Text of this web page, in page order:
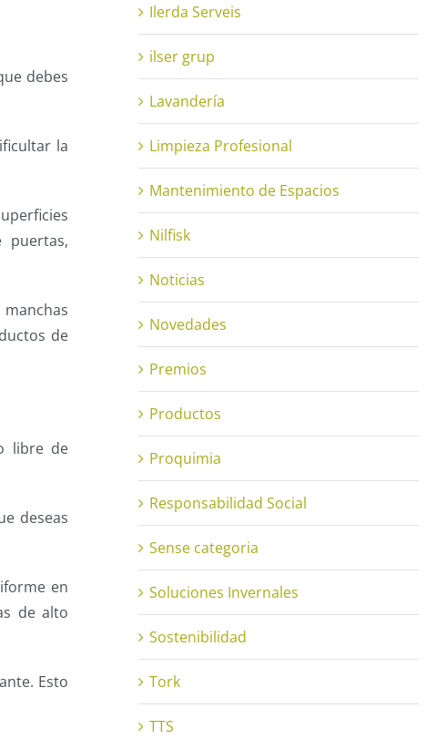
debes
la
puertas,
de
libre de
deseas
en
de alto
Esto
Ilerda Serveis
ilser grup
Lavandería
Limpieza Profesional
Mantenimiento de Espacios
Nilfisk
Noticias
Novedades
Premios
Productos
Proquimia
Responsabilidad Social
Sense categoria
Soluciones Invernales
Sostenibilidad
Tork
TTS